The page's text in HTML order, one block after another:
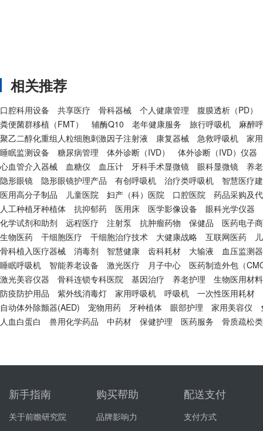
相关推荐
口腔科用设备 共享医疗 骨科器械 个人健康管理
腹膜透析（PD）
粪便菌群移植（FMT）
辅酶Q10 老年健康服务 旅行呼吸机
麻醉
聚乙二醇化重组人粒细胞刺激因子注射液
康复器械 急救呼吸机
家
睡眠监测设备
糖尿病管理 体外诊断（IVD）
体外诊断（IVD）仪器
心血管介入器械
血糖仪 血压计 牙科手术显微镜 眼科显微镜
养
隐形眼镜
隐形眼镜护理产品 有创呼吸机 治疗类呼吸机
智慧医疗
医用高分子制品
儿童医院 妇产（科）医院 口腔医院
药品采购及
人工种植牙种植体
抗抑郁药 医用床 医学影像设备
眼科光学仪器
化学试剂和助剂
远程医疗 注射泵 抗肿瘤药物 保健品
医药电子
生物医药
干细胞医疗 干细胞治疗技术 大健康战略 互联网医药
骨科植入医疗器械
消毒剂 智慧健康 齿科耗材 大输液
血压监测器
睡眠呼吸机
智能养老设备 激光医疗 月子中心
医药制造外包（
激光美容仪器
骨科连锁专科医院 基因治疗 养老护理
生物医用材料
防疫防护用品
紫外线消毒灯 家用呼吸机 呼吸机
一次性医用耗材
自动体外除颤器(AED)
宠物用药 牙种植体 眼部护理 家用美容仪
人血白蛋白
兽用化学药品 中药材 保健护理 医药服务 骨质疏松
新手指南
关于前瞻研究院
购买帮助
品牌影响力
配送支付
支付方式